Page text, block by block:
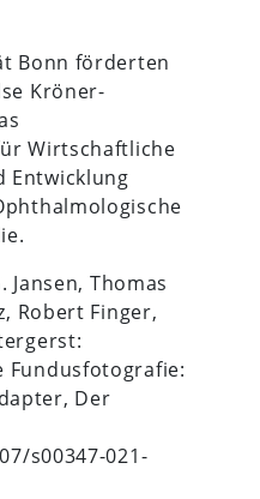
Bonn förderten
Kröner-
Wirtschaftliche
Entwicklung
Jansen, Thomas
Robert Finger,
Fundusfotografie:
Der
s00347-021-